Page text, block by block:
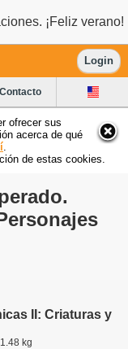
¡Feliz verano!
Login
Contacto
ofrecer sus
acerca de qué
de estas cookies.
II: Criaturas y
kg